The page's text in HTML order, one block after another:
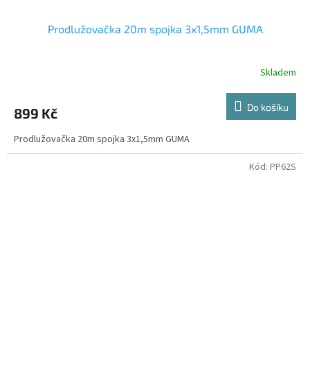
Prodlužovačka 20m spojka 3x1,5mm GUMA
Skladem
899 Kč Do košíku
Prodlužovačka 20m spojka 3x1,5mm GUMA
Kód: PP62S